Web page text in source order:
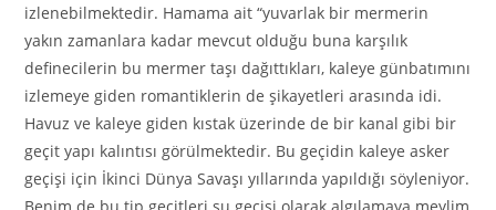
izlenebilmektedir. Hamama ait “yuvarlak bir mermerin
yakın zamanlara kadar mevcut olduğu buna karşılık
definecilerin bu mermer taşı dağıttıkları, kaleye günbatımını
izlemeye giden romantiklerin de şikayetleri arasında idi.
Havuz ve kaleye giden kıstak üzerinde de bir kanal gibi bir
geçit yapı kalıntısı görülmektedir. Bu geçidin kaleye asker
geçişi için İkinci Dünya Savaşı yıllarında yapıldığı söyleniyor.
Benim de bu tip geçitleri su geçişi olarak algılamaya meylim